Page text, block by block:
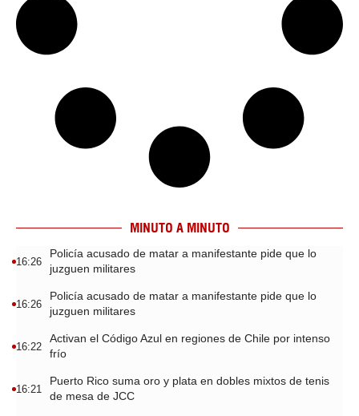
MINUTO A MINUTO
16:26
Policía acusado de matar a manifestante pide que lo
juzguen militares
16:26
Policía acusado de matar a manifestante pide que lo
juzguen militares
16:22
Activan el Código Azul en regiones de Chile por intenso
frío
16:21
Puerto Rico suma oro y plata en dobles mixtos de tenis
de mesa de JCC